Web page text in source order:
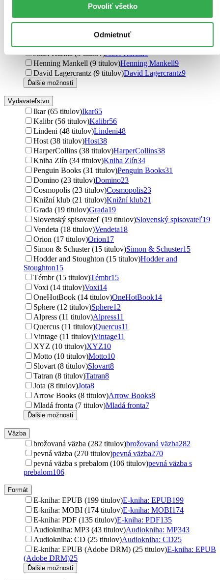
Povoliť všetko
Odmietnuť
Isabella Maldonado (13 titulov)Isabella Maldonado
Lucy Foley (11 titulov)Lucy Foley11
Karin Slaughter (10 titulov)Karin Slaughter
Jozef Karika (9 titulov)Jozef Karika9
Henning Mankell (9 titulov)Henning Mankell9
David Lagercrantz (9 titulov)David Lagercrantz9
Ďalšie možnosti
Vydavateľstvo
Ikar (65 titulov)Ikar65
Kalibr (56 titulov)Kalibr56
Lindeni (48 titulov)Lindeni48
Host (38 titulov)Host38
HarperCollins (38 titulov)HarperCollins38
Kniha Zlín (34 titulov)Kniha Zlín34
Penguin Books (31 titulov)Penguin Books31
Domino (23 titulov)Domino23
Cosmopolis (23 titulov)Cosmopolis23
Knižní klub (21 titulov)Knižní klub21
Grada (19 titulov)Grada19
Slovenský spisovateľ (19 titulov)Slovenský spisovateľ19
Vendeta (18 titulov)Vendeta18
Orion (17 titulov)Orion17
Simon & Schuster (15 titulov)Simon & Schuster15
Hodder and Stoughton (15 titulov)Hodder and
Stoughton15
Témbr (15 titulov)Témbr15
Voxi (14 titulov)Voxi14
OneHotBook (14 titulov)OneHotBook14
Sphere (12 titulov)Sphere12
Alpress (11 titulov)Alpress11
Quercus (11 titulov)Quercus11
Vintage (11 titulov)Vintage11
XYZ (10 titulov)XYZ10
Motto (10 titulov)Motto10
Slovart (8 titulov)Slovart8
Tatran (8 titulov)Tatran8
Jota (8 titulov)Jota8
Arrow Books (8 titulov)Arrow Books8
Mladá fronta (7 titulov)Mladá fronta7
Ďalšie možnosti
Väzba
brožovaná väzba (282 titulov)brožovaná väzba282
pevná väzba (270 titulov)pevná väzba270
pevná väzba s prebalom (106 titulov)pevná väzba s
prebalom106
Formát
E-kniha: EPUB (199 titulov)E-kniha: EPUB199
E-kniha: MOBI (174 titulov)E-kniha: MOBI174
E-kniha: PDF (135 titulov)E-kniha: PDF135
Audiokniha: MP3 (43 titulov)Audiokniha: MP343
Audiokniha: CD (25 titulov)Audiokniha: CD25
E-kniha: EPUB (Adobe DRM) (25 titulov)E-kniha: EPUB
(Adobe DRM)25
Ďalšie možnosti